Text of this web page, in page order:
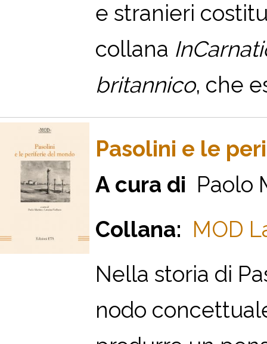
e stranieri
collana
britannico, che
Pasolini e le
A cura di Paolo
Collana: MOD
Nella storia di
nodo